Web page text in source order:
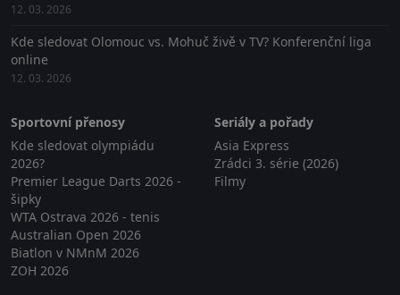
12. 03. 2026
Kde sledovat Olomouc vs. Mohuč živě v TV? Konferenční liga
online
12. 03. 2026
Sportovní přenosy
Kde sledovat olympiádu
2026?
Premier League Darts 2026 -
šipky
WTA Ostrava 2026 - tenis
Australian Open 2026
Biatlon v NMnM 2026
ZOH 2026
Seriály a pořady
Asia Express
Zrádci 3. série (2026)
Filmy